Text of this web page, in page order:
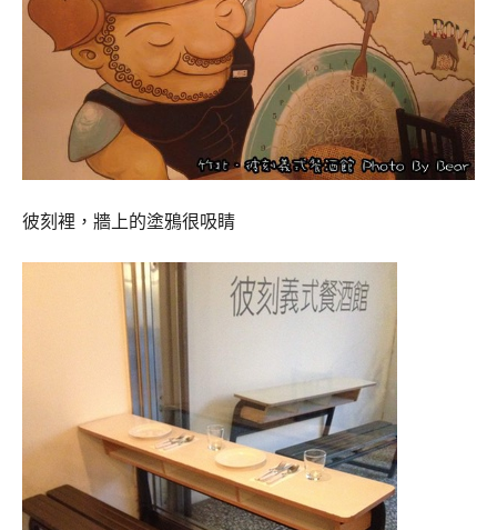
彼刻裡，牆上的塗鴉很吸睛